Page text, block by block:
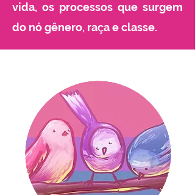
vida, os processos que surgem
do nó gênero, raça e classe.